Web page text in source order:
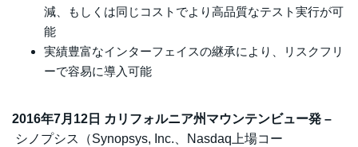
減、もしくは同じコストでより高品質なテスト実行が可
能
実績豊富なインターフェイスの継承により、リスクフリ
ーで容易に導入可能
2016年7月12日 カリフォルニア州マウンテンビュー発 –
シノプシス（Synopsys, Inc.、Nasdaq上場コー